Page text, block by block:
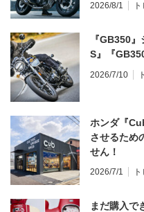
2026/8/1
『GB350
S』『
2026/7/10
ホンダ『
させるため
せん！
2026/7/1
まだ購入で